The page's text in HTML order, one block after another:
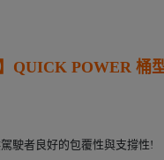
QUICK POWER 桶
駛者良好的包覆性與支撐性!